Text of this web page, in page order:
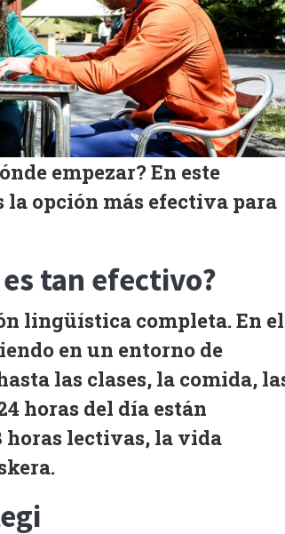
empezar? En este
la opción más efectiva para
tan efectivo?
lingüística completa. En el
en un entorno de
las clases, la comida,
horas del día están
horas lectivas, la vida